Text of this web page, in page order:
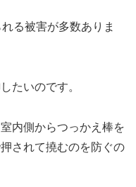
る被害が多数ありま
たいのです。
内側からつっかえ棒を
されて撓むのを防ぐの